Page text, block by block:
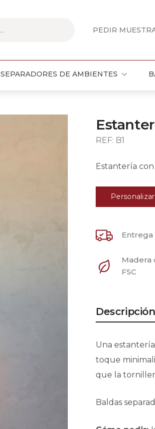
PEDIR
SEPARADORES DE AMBIENTES
REF: B1
Estantería
Personalizar
Entrega
Madera
FSC
Descripción
Una
toque
que la
Baldas